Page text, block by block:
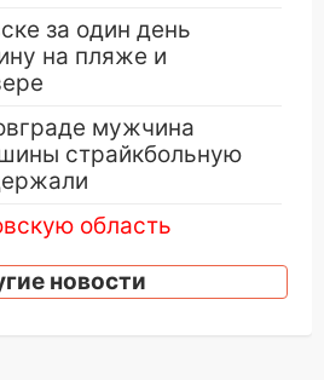
за один день
на пляже и
мужчина
страйкбольную
область
с
новости